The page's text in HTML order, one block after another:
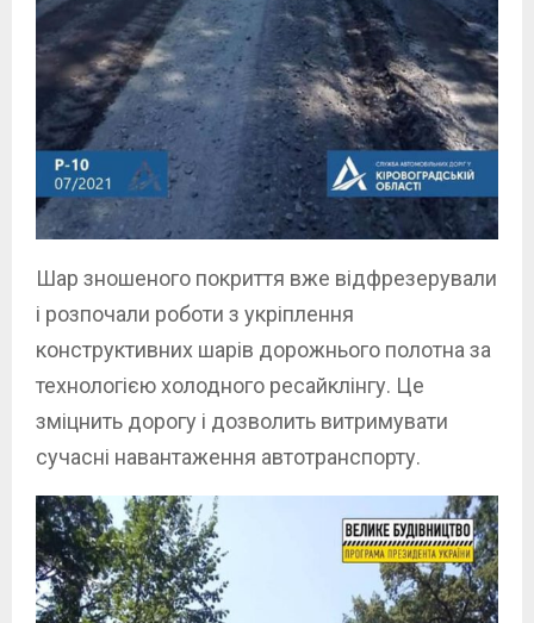
Шар зношеного покриття вже відфрезерували
і розпочали роботи з укріплення
конструктивних шарів дорожнього полотна за
технологією холодного ресайклінгу. Це
зміцнить дорогу і дозволить витримувати
сучасні навантаження автотранспорту.